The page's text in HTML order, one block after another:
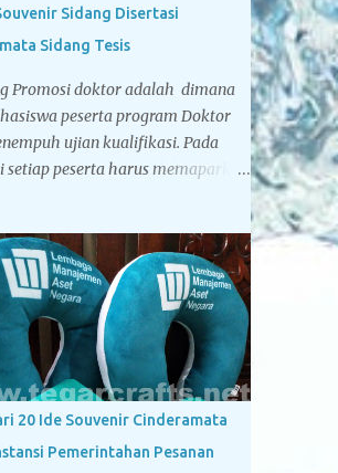
Sidang Disertasi
Sidang Tesis
Promosi doktor adalah dimana
peserta program Doktor
ujian kualifikasi. Pada
setiap peserta harus memaparkan
pikiran yang ia tuangkan
Proposal Disertasi di
Komisi Penguji Proposal Disertasi.
penguji menyatakan sebuah
layak untuk
menjadi sebuah Disertasi,
berhak menyandang titel
Doktor. Tegarcrafts sebagai
spesialis penyedia souvenir
juga menyediakan berbagai
20 Ide Souvenir Cinderamata
Pemerintahan Pesanan